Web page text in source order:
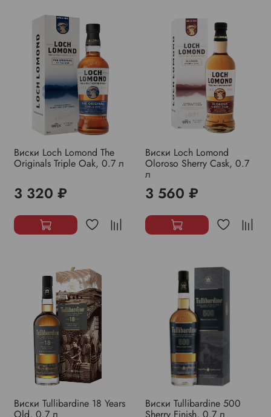
Виски Loch Lomond The
Originals Triple Oak, 0.7 л
3 320 ₽
Виски Loch Lomond
Oloroso Sherry Cask, 0.7
л
3 560 ₽
Виски Tullibardine 18 Years Виски Tullibardine 500